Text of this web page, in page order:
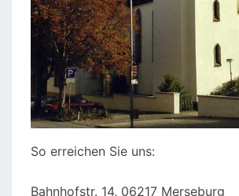
So erreichen Sie uns:
Bahnhofstr. 14, 06217 Merseburg